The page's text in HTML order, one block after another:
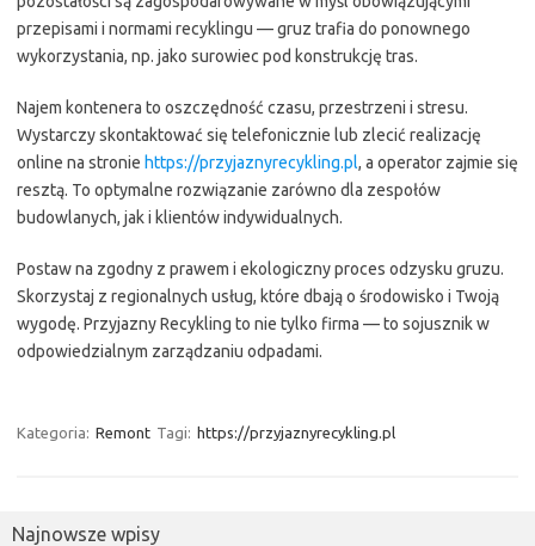
przepisami i normami recyklingu — gruz trafia do ponownego
wykorzystania, np. jako surowiec pod konstrukcję tras.
Najem kontenera to oszczędność czasu, przestrzeni i stresu.
Wystarczy skontaktować się telefonicznie lub zlecić realizację
online na stronie https://przyjaznyrecykling.pl, a operator zajmie się
resztą. To optymalne rozwiązanie zarówno dla zespołów
budowlanych, jak i klientów indywidualnych.
Postaw na zgodny z prawem i ekologiczny proces odzysku gruzu.
Skorzystaj z regionalnych usług, które dbają o środowisko i Twoją
wygodę. Przyjazny Recykling to nie tylko firma — to sojusznik w
odpowiedzialnym zarządzaniu odpadami.
Kategoria: Remont Tagi: https://przyjaznyrecykling.pl
Najnowsze wpisy